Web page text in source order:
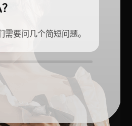
要问几个简短问题。